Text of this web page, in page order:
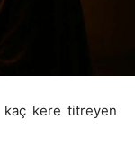
kaç kere titreyen